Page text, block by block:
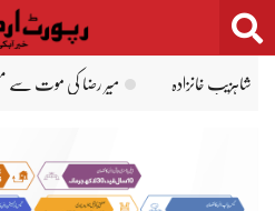
Skip
to
content